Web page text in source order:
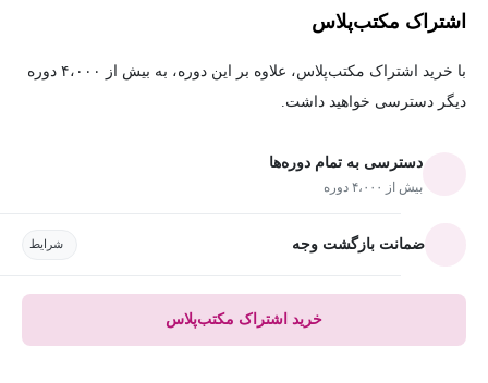
اشتراک مکتب‌پلاس
با خرید اشتراک مکتب‌پلاس، علاوه بر این دوره، به بیش از ۴،۰۰۰ دوره
دیگر دسترسی خواهید داشت.
دسترسی به تمام دوره‌ها
بیش از ۴،۰۰۰ دوره
ضمانت بازگشت وجه شرایط
خرید اشتراک مکتب‌پلاس